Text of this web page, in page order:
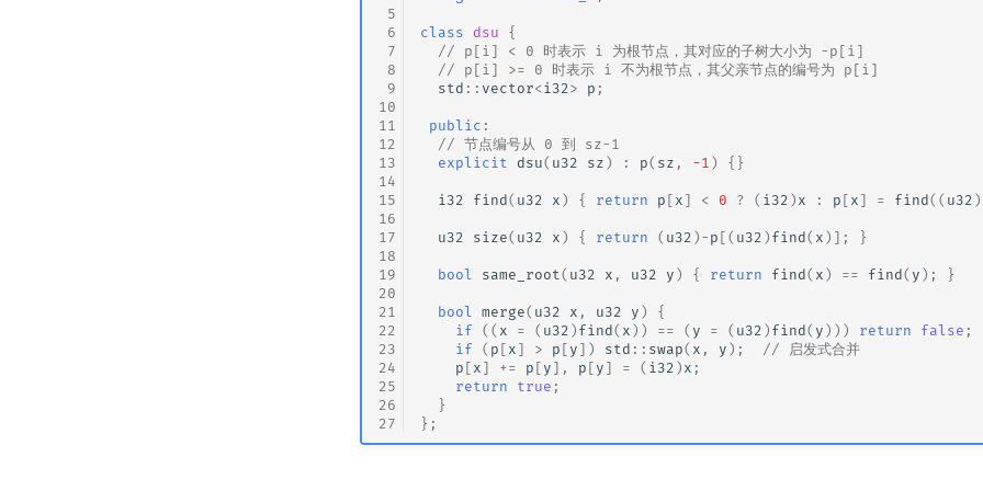
5
6
7
8
9
10
11
12
13
14
15
16
17
18
19
20
21
22
23
24
25
26
27
class dsu
{
// p[i] < 0 时表示 i 为根节点，其对应的子树大小为 -p[i]
// p[i] >= 0 时表示 i 不为根节点，其父亲节点的编号为 p[i]
std :: vector<i32 > p ;
public :
// 节点编号从 0 到 sz-1
explicit
dsu( u32 sz ) : p( sz , -1 ) {}
i32 find( u32 x ) { return p [ x ] < 0 ? ( i32 ) x : p [ x ] = find(( u32 )
u32 size( u32 x ) { return ( u32 ) - p [( u32 ) find( x )]; }
bool same_root ( u32 x , u32 y ) { return find( x ) == find( y ); }
bool merge( u32 x , u32 y )
{
if
(( x = ( u32 ) find( x )) == ( y = ( u32 ) find( y ))) return false ;
if
( p [ x ] > p [ y ]) std :: swap( x , y );
// 启发式合并
p [ x ] += p [ y ], p [ y ] = ( i32 ) x ;
return
true ;
}
};